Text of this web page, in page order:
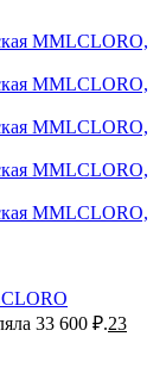
33 600 ₽.23